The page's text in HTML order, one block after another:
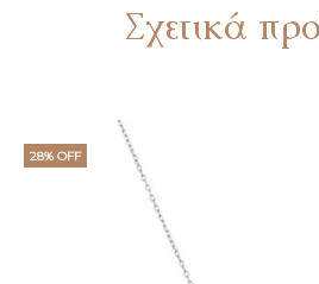
Σχετικά
28% OFF